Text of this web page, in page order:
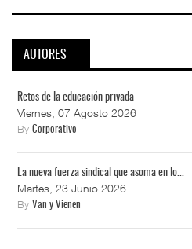
AUTORES
Retos de la educación privada
Viernes, 07 Agosto 2026
By Corporativo
La nueva fuerza sindical que asoma en lo...
Martes, 23 Junio 2026
By Van y Vienen